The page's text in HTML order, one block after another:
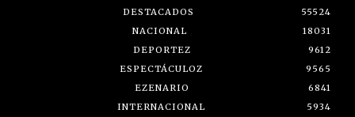
DESTACADOS
55524
NACIONAL
18031
DEPORTEZ
9612
ESPECTÁCULOZ
9565
EZENARIO
6841
INTERNACIONAL
5934